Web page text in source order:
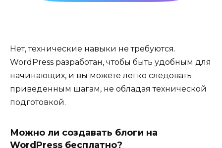
Нет, технические навыки не требуются.
WordPress разработан, чтобы быть удобным для
начинающих, и вы можете легко следовать
приведенным шагам, не обладая технической
подготовкой.
Можно ли создавать блоги на
WordPress бесплатно?